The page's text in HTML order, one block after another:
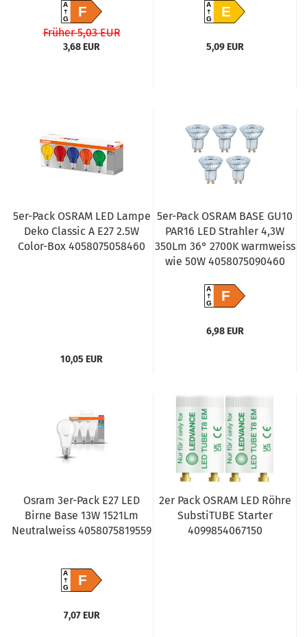
A
GF
Früher 5,03 EUR
3,68 EUR
A
GE
5,09 EUR
5er-Pack OSRAM LED Lampe
Deko Classic A E27 2.5W
Color-Box 4058075058460
10,05 EUR
5er-Pack OSRAM BASE GU10
PAR16 LED Strahler 4,3W
350Lm 36° 2700K warmweiss
wie 50W 4058075090460
A
GF
6,98 EUR
Osram 3er-Pack E27 LED
Birne Base 13W 1521Lm
Neutralweiss 4058075819559
A
GF
7,07 EUR
2er Pack OSRAM LED Röhre
SubstiTUBE Starter
4099854067150